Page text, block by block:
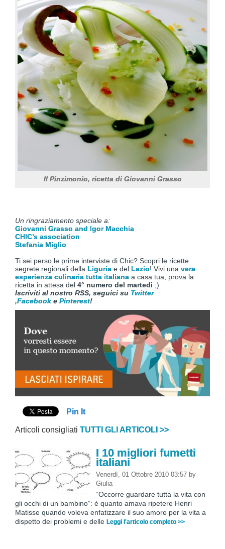
Il Pinzimonio, ricetta di Giovanni Grasso
Un ringraziamento speciale a:
Giovanni Grasso and Igor Macchia
CHIC’s association
Stefania Miglio
Ti sei perso le prime interviste di Chic? Scopri le ricette
segrete regionali della Liguria e del Lazio! Vivi una vera
esperienza culinaria tutta italiana a casa tua, prova la
ricetta in attesa del 4° numero del martedì ;)
Iscriviti al nostro RSS, seguici su Twitter
,Facebooke Pinterest!
Pin It
Articoli consigliati TUTTI GLI ARTICOLI >>
I 10 migliori fumetti
italiani
Venerdì, 01 Ottobre 2010 03:57 by
Giulia
“Occorre guardare tutta la vita con
gli occhi di un bambino”: è quanto amava ripetere Henri
Matisse quando voleva enfatizzare il suo amore per la vita a
dispetto dei problemi e delle Leggi l'articolo completo >>